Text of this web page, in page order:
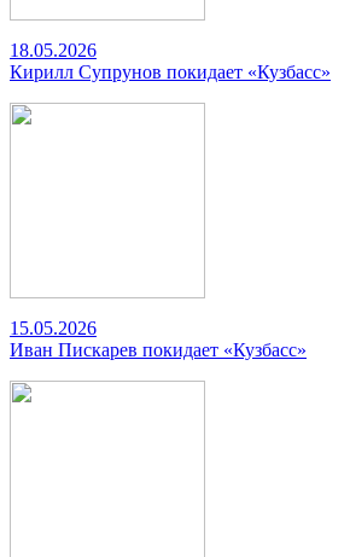
18.05.2026
Кирилл Супрунов покидает «Кузбасс»
15.05.2026
Иван Пискарев покидает «Кузбасс»